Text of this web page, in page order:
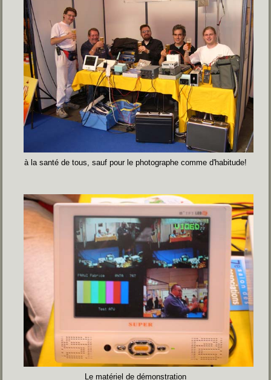
à la santé de tous, sauf pour le photographe comme d'habitude!
Le matériel de démonstration